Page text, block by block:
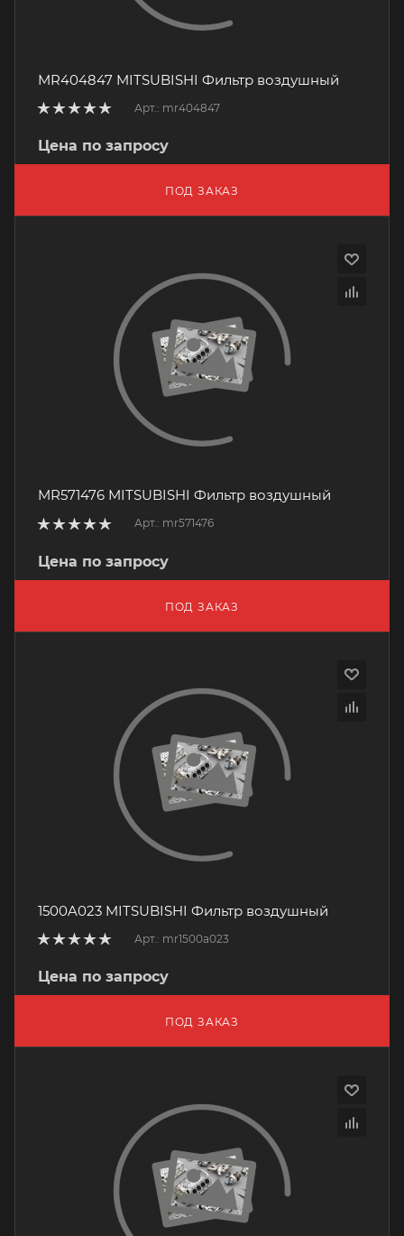
MR404847 MITSUBISHI Фильтр воздушный
Арт.: mr404847
Цена по запросу
ПОД ЗАКАЗ
MR571476 MITSUBISHI Фильтр воздушный
Арт.: mr571476
Цена по запросу
ПОД ЗАКАЗ
1500A023 MITSUBISHI Фильтр воздушный
Арт.: mr1500a023
Цена по запросу
ПОД ЗАКАЗ